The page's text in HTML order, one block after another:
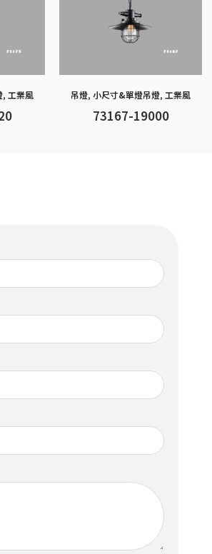
, 工業風 吊燈, 小尺寸&單燈吊燈, 工業風
73167-19000